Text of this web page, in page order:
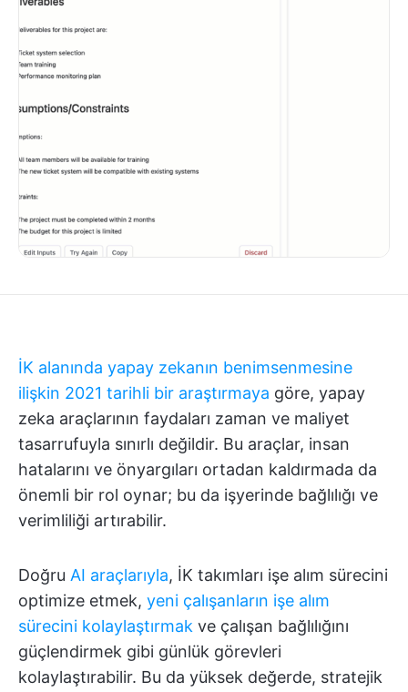
İK alanında yapay zekanın benimsenmesine
ilişkin 2021 tarihli bir araştırmaya göre, yapay
zeka araçlarının faydaları zaman ve maliyet
tasarrufuyla sınırlı değildir. Bu araçlar, insan
hatalarını ve önyargıları ortadan kaldırmada da
önemli bir rol oynar; bu da işyerinde bağlılığı ve
verimliliği artırabilir.
Doğru AI araçlarıyla, İK takımları işe alım sürecini
optimize etmek, yeni çalışanların işe alım
sürecini kolaylaştırmak ve çalışan bağlılığını
güçlendirmek gibi günlük görevleri
kolaylaştırabilir. Bu da yüksek değerde, stratejik